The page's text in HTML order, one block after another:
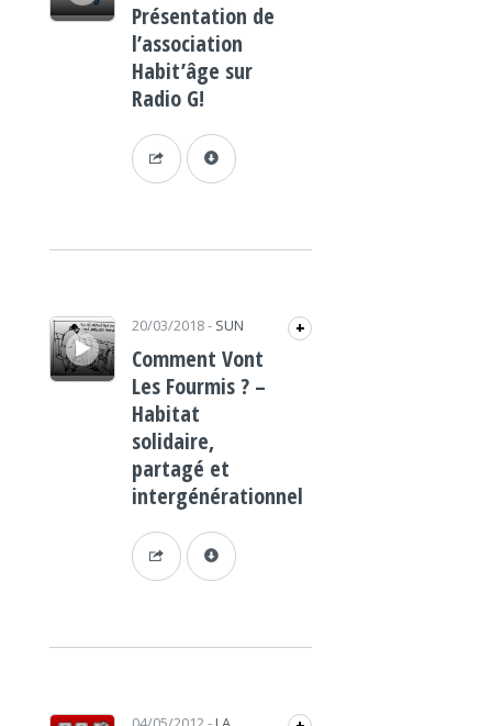
Présentation de
l’association
Habit’âge sur
Radio G!
Lecteur audio 20/03/2018- SUN +
Comment Vont
Les Fourmis ? –
Habitat
solidaire,
partagé et
intergénérationnel
Lecteur audio